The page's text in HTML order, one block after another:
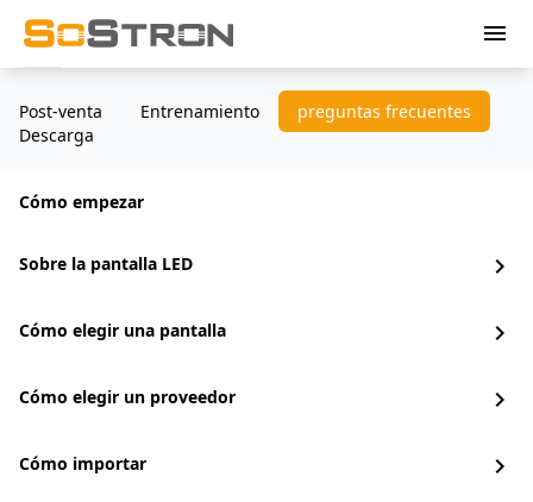
menu
Post-venta Entrenamiento
preguntas frecuentes
Descarga
Cómo empezar
Sobre la pantalla LED chevron_right
Cómo elegir una pantalla chevron_right
Cómo elegir un proveedor chevron_right
Cómo importar chevron_right